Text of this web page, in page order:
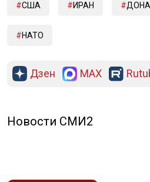
США ИРАН
НАТО
Дзен MAX
Новости СМИ2